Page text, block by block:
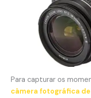
Para capturar os
câmera fotográfica